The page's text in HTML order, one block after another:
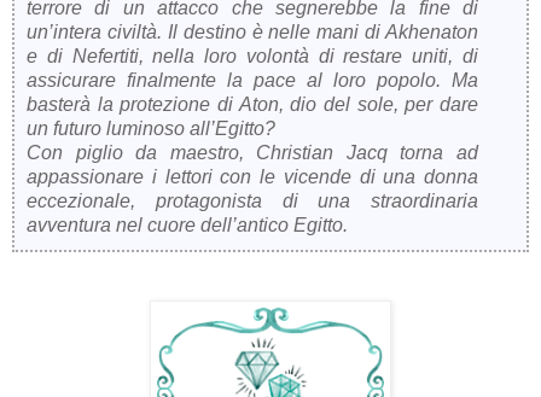
terrore di un attacco che segnerebbe la fine di
un’intera civiltà. Il destino è nelle mani di Akhenaton
e di Nefertiti, nella loro volontà di restare uniti, di
assicurare finalmente la pace al loro popolo. Ma
basterà la protezione di Aton, dio del sole, per dare
un futuro luminoso all’Egitto?
Con piglio da maestro, Christian Jacq torna ad
appassionare i lettori con le vicende di una donna
eccezionale, protagonista di una straordinaria
avventura nel cuore dell’antico Egitto.